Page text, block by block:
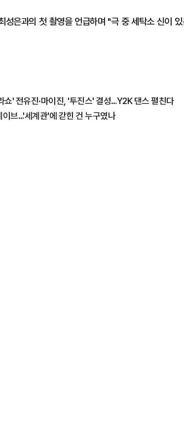
성은과의 첫 촬영을 언급하며 "극 중 세탁소 신이
쇼' 전유진·마이진, '투진스' 결성…Y2K 댄스 펼친다
이브…'세계관'에 갇힌 건 누구였나